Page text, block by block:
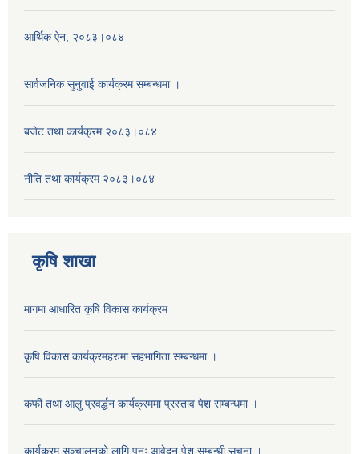
आर्थिक ऐन, २०८३।०८४
सार्वजनिक सुनुवाई कार्यक्रम सम्बन्धमा ।
बजेट तथा कार्यक्रम २०८३।०८४
नीति तथा कार्यक्रम २०८३।०८४
कृषि शाखा
मागमा आधारित कृषि विकास कार्यक्रम
कृषि विकास कार्यक्रमहरुमा सहभागिता सम्बन्धमा ।
कफी तथा आलु प्रवर्द्धन कार्यक्रममा प्रस्ताव पेश सम्बन्धमा ।
कार्यक्रम सञ्चालनको लागि पुनः आवेदन पेश सम्बन्धी सूचना ।